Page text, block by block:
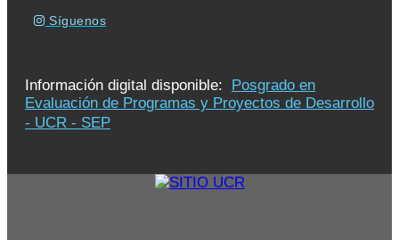
Síguenos
Información digital disponible: Posgrado en
Evaluación de Programas y Proyectos de Desarrollo
- UCR - SEP